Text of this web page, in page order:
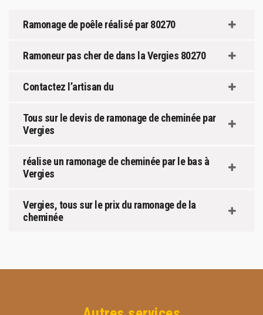
Ramonage de poêle réalisé par 80270
Ramoneur pas cher de dans la Vergies 80270
Contactez l’artisan du
Tous sur le devis de ramonage de cheminée par
Vergies
réalise un ramonage de cheminée par le bas à
Vergies
Vergies, tous sur le prix du ramonage de la
cheminée